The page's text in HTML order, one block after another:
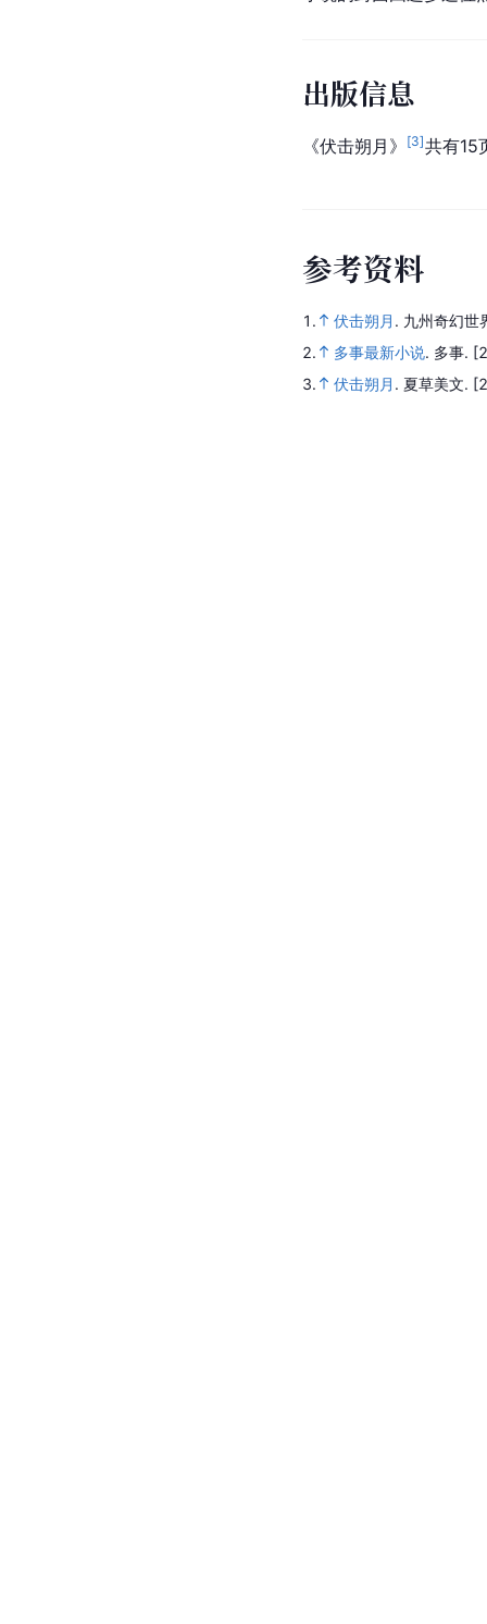
出版信息
《伏击朔月》 [3]共有15
参考资料
1. 伏击朔月 . 九州奇幻世
2.
多事最新小说. 多事.
3.
伏击朔月 . 夏草美文.